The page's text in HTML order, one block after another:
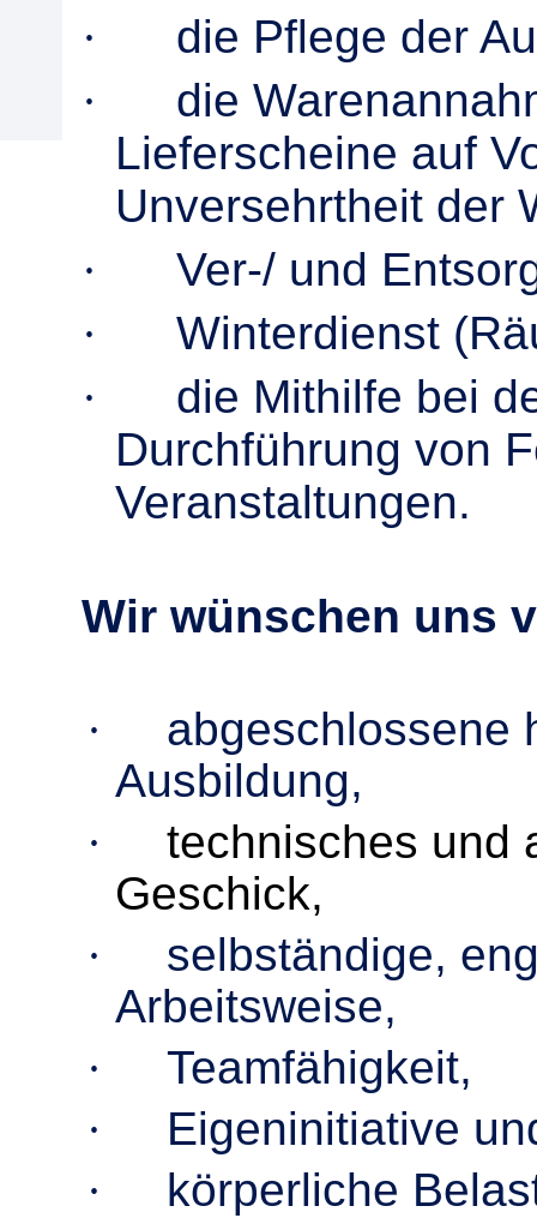
·
die Pflege der
·
die
Lieferscheine auf
Unversehrtheit der
·
Ver-/ und
·
Winterdienst
·
die Mithilfe bei
Durchführung von
Veranstaltungen.
Wir wünschen uns
·
abgeschlossene
Ausbildung,
·
technisches und
Geschick,
·
selbständige,
Arbeitsweise,
·
Teamfähigkeit,
·
Eigeninitiative
·
körperliche